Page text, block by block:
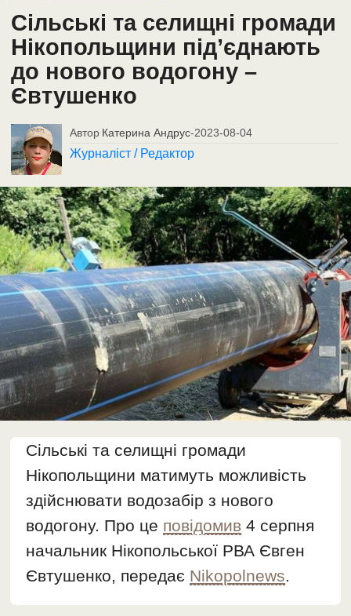
Сільські та селищні громади
Нікопольщини під’єднають
до нового водогону –
Євтушенко
Автор Катерина Андрус-2023-08-04
Журналіст / Редактор
Сільські та селищні громади
Нікопольщини матимуть можливість
здійснювати водозабір з нового
водогону. Про це повідомив 4 серпня
начальник Нікопольської РВА Євген
Євтушенко, передає Nikopolnews.